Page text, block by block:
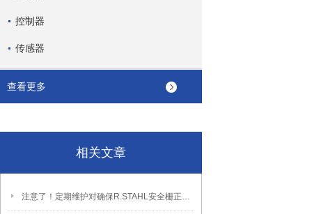
控制器
传感器
查看更多
相关文章
注意了！定期维护对确保R.STAHL安全栅正常运行至关重要